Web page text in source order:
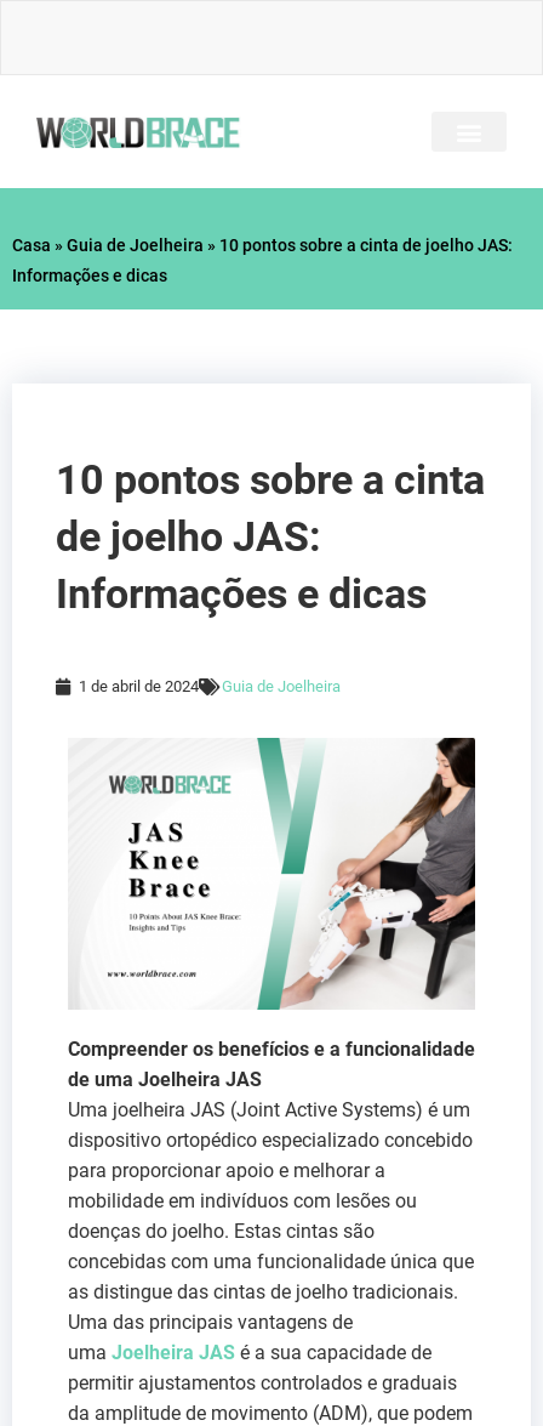
Casa »Guia de Joelheira » 10 pontos sobre a cinta de joelho JAS:
Informações e dicas
10 pontos sobre a cinta
de joelho JAS:
Informações e dicas
1 de abril de 2024 Guia de Joelheira
Compreender os benefícios e a funcionalidade
de uma Joelheira JAS
Uma joelheira JAS (Joint Active Systems) é um
dispositivo ortopédico especializado concebido
para proporcionar apoio e melhorar a
mobilidade em indivíduos com lesões ou
doenças do joelho. Estas cintas são
concebidas com uma funcionalidade única que
as distingue das cintas de joelho tradicionais.
Uma das principais vantagens de
uma Joelheira JAS é a sua capacidade de
permitir ajustamentos controlados e graduais
da amplitude de movimento (ADM), que podem